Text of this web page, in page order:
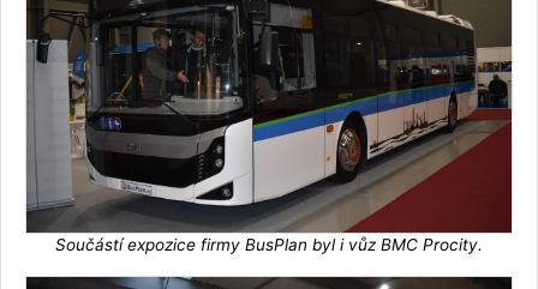
Součástí expozice firmy BusPlan byl i vůz BMC Procity.